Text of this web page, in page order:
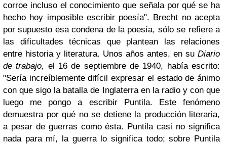
corroe incluso el conocimiento que señala por qué se ha
hecho hoy imposible escribir poesía". Brecht no acepta
por supuesto esa condena de la poesía, sólo se refiere a
las dificultades técnicas que plantean las relaciones
entre historia y literatura. Unos años antes, en su Diario
de trabajo, el 16 de septiembre de 1940, había escrito:
"Sería increíblemente difícil expresar el estado de ánimo
con que sigo la batalla de Inglaterra en la radio y con que
luego me pongo a escribir Puntila. Este fenómeno
demuestra por qué no se detiene la producción literaria,
a pesar de guerras como ésta. Puntila casi no significa
nada para mí, la guerra lo significa todo; sobre Puntila